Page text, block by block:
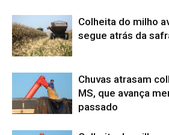
Colheita do milho
segue atrás da
Chuvas atrasam
MS, que avança
passado